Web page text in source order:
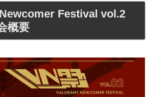
Newcomer Festival vol.2
概要